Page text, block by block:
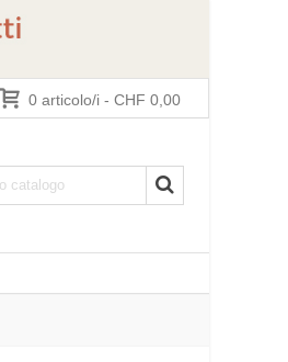
0 articolo/i - CHF 0,00